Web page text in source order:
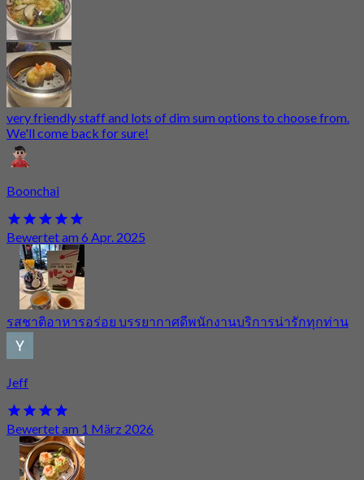
very friendly staff and lots of dim sum options to choose from.
We'll come back for sure!
Boonchai
Bewertet am 6 Apr. 2025
รสชาติอาหารอร่อย บรรยากาศดีพนักงานบริการน่ารักทุกท่าน
Jeff
Bewertet am 1 März 2026